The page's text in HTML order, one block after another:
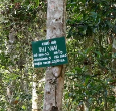
MỤC
cắt nhiều